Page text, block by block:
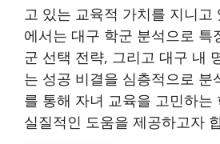
고 있는 교육적 가치를 지니고
에서는 대구 학군 분석으로 특
군 선택 전략, 그리고 대구 내
는 성공 비결을 심층적으로 분
를 통해 자녀 교육을 고민하는
실질적인 도움을 제공하고자